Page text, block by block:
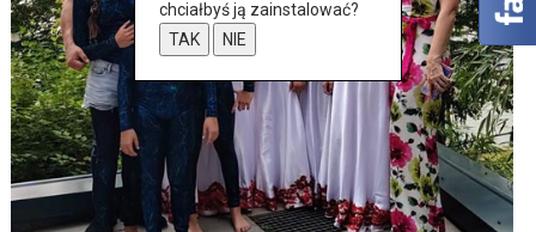
chciałbyś ją zainstalować?
TAK
NIE